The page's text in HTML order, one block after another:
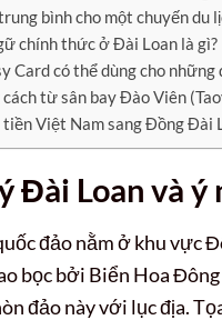
bình cho một chuyến du
chính thức ở Đài Loan là gì?
Card có thể dùng cho những
cách từ sân bay Đào Viên
tiền Việt Nam sang Đồng Đài
Đài Loan và ý
đảo nằm ở khu vực
bọc bởi Biển Hoa
đảo này với lục địa.